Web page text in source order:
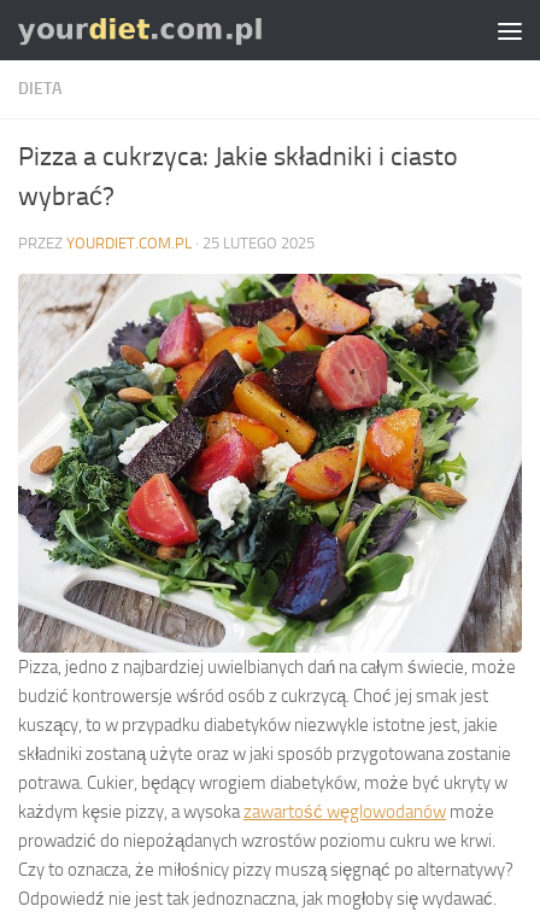
Skip to content
DIETA
Pizza a cukrzyca: Jakie składniki i ciasto
wybrać?
PRZEZ YOURDIET.COM.PL · 25 LUTEGO 2025
Pizza, jedno z najbardziej uwielbianych dań na całym świecie, może
budzić kontrowersje wśród osób z cukrzycą. Choć jej smak jest
kuszący, to w przypadku diabetyków niezwykle istotne jest, jakie
składniki zostaną użyte oraz w jaki sposób przygotowana zostanie
potrawa. Cukier, będący wrogiem diabetyków, może być ukryty w
każdym kęsie pizzy, a wysokazawartość węglowodanów może
prowadzić do niepożądanych wzrostów poziomu cukru we krwi.
Czy to oznacza, że miłośnicy pizzy muszą sięgnąć po alternatywy?
Odpowiedź nie jest tak jednoznaczna, jak mogłoby się wydawać.